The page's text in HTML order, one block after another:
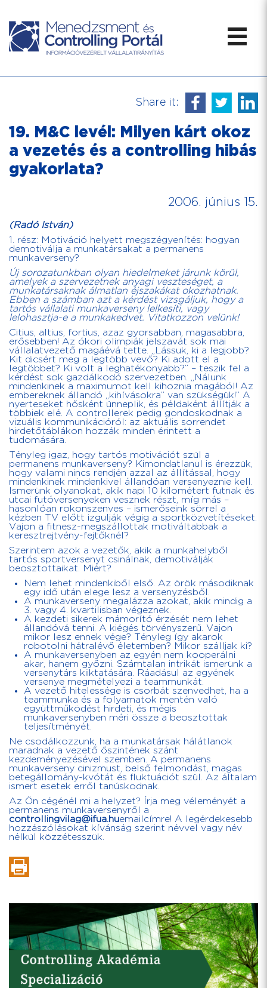
Share it:
19. M&C levél: Milyen kárt okoz
a vezetés és a controlling hibás
gyakorlata?
2006. június 15.
(Radó István)
1. rész: Motiváció helyett megszégyenítés: hogyan
demotiválja a munkatársakat a permanens
munkaverseny?
Új sorozatunkban olyan hiedelmeket járunk körül,
amelyek a szervezetnek anyagi veszteséget, a
munkatársaknak álmatlan éjszakákat okozhatnak.
Ebben a számban azt a kérdést vizsgáljuk, hogy a
tartós vállalati munkaverseny lelkesíti, vagy
lelohasztja-e a munkakedvet. Vitatkozzon velünk!
Citius, altius, fortius, azaz gyorsabban, magasabbra,
erősebben! Az ókori olimpiák jelszavát sok mai
vállalatvezető magáévá tette. „Lássuk, ki a legjobb?
Kit dicsért meg a legtöbb vevő? Ki adott el a
legtöbbet? Ki volt a leghatékonyabb?” – teszik fel a
kérdést sok gazdálkodó szervezetben. „Nálunk
mindenkinek a maximumot kell kihoznia magából! Az
embereknek állandó „kihívásokra” van szükségük!” A
nyerteseket hősként ünneplik, és példaként állítják a
többiek elé. A controllerek pedig gondoskodnak a
vizuális kommunikációról: az aktuális sorrendet
hirdetőtáblákon hozzák minden érintett a
tudomására.
Tényleg igaz, hogy tartós motivációt szül a
permanens munkaverseny? Kimondatlanul is érezzük,
hogy valami nincs rendjén azzal az állítással, hogy
mindenkinek mindenkivel állandóan versenyeznie kell.
Ismerünk olyanokat, akik napi 10 kilométert futnak és
utcai futóversenyeken vesznek részt, míg más –
hasonlóan rokonszenves – ismerőseink sörrel a
kézben TV előtt izgulják végig a sportközvetítéseket.
Vajon a fitnesz-megszállottak motiváltabbak a
keresztrejtvény-fejtőknél?
Szerintem azok a vezetők, akik a munkahelyből
tartós sportversenyt csinálnak, demotiválják
beosztottaikat. Miért?
Nem lehet mindenkiből első. Az örök másodiknak
egy idő után elege lesz a versenyzésből.
A munkaverseny megalázza azokat, akik mindig a
3. vagy 4. kvartilisban végeznek.
A kezdeti sikerek mámorító érzését nem lehet
állandóvá tenni. A kiégés törvényszerű. Vajon
mikor lesz ennek vége? Tényleg így akarok
robotolni hátralévő életemben? Mikor szálljak ki?
A munkaversenyben az egyén nem kooperálni
akar, hanem győzni. Számtalan intrikát ismerünk a
versenytárs kiiktatására. Ráadásul az egyének
versenye megmételyezi a teammunkát.
A vezető hitelessége is csorbát szenvedhet, ha a
teammunka és a folyamatok mentén való
együttműködést hirdeti, és mégis
munkaversenyben méri össze a beosztottak
teljesítményét.
Ne csodálkozzunk, ha a munkatársak hálátlanok
maradnak a vezető őszintének szánt
kezdeményezésével szemben. A permanens
munkaverseny cinizmust, belső felmondást, magas
betegállomány-kvótát és fluktuációt szül. Az általam
ismert esetek erről tanúskodnak.
Az Ön cégénél mi a helyzet? Írja meg véleményét a
permanens munkaversenyről a
controllingvilag@ifua.huemailcímre! A legérdekesebb
hozzászólásokat kívánság szerint névvel vagy név
nélkül közzétesszük.